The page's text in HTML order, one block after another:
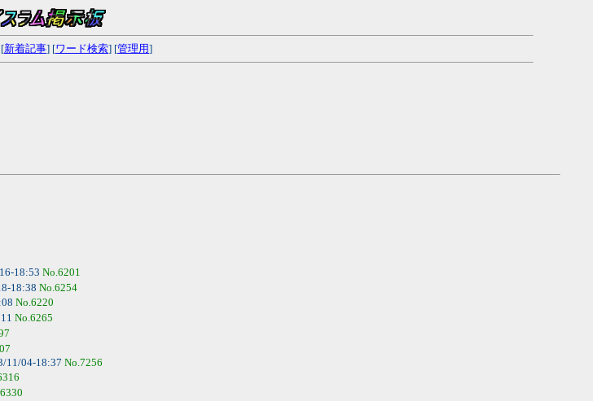
新着記事] [ワード検索] [管理用]
18:53 No.6201
18:38 No.6254
No.6220
No.6265
11/04-18:37 No.7256